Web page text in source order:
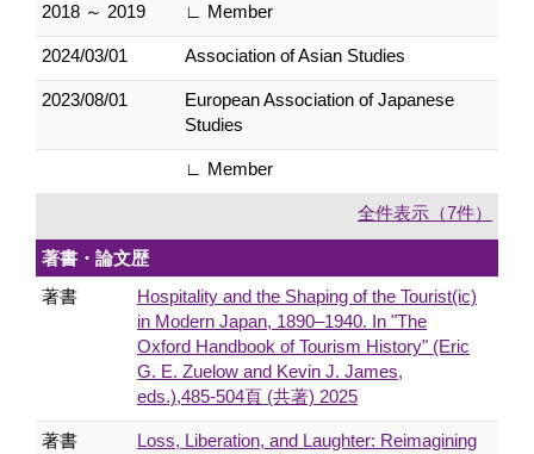
2018 ～ 2019 ∟ Member
2024/03/01 Association of Asian Studies
2023/08/01
European Association of Japanese
Studies
∟ Member
全件表示（7件）
著書・論文歴
著書
Hospitality and the Shaping of the Tourist(ic)
in Modern Japan, 1890–1940. In "The
Oxford Handbook of Tourism History" (Eric
G. E. Zuelow and Kevin J. James,
eds.),485-504頁 (共著) 2025
著書
Loss, Liberation, and Laughter: Reimagining